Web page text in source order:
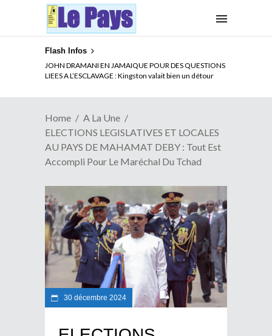
Flash Infos
JOHN DRAMANI EN JAMAIQUE POUR DES QUESTIONS
LIEES A L’ESCLAVAGE : Kingston valait bien un détour
ELECTION DE TALON A LA TETE DU SENAT BENINOIS :
Quand Patrice quitte le pouvoir sans partir !
Home
A La Une
ELECTIONS LEGISLATIVES ET LOCALES
AU PAYS DE MAHAMAT DEBY : Tout Est
Accompli Pour Le Maréchal Du Tchad
30 décembre 2024